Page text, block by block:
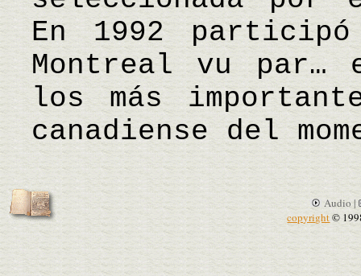
En 1992
Montreal vu par…
los más
canadiense del
Audio |
copyright©